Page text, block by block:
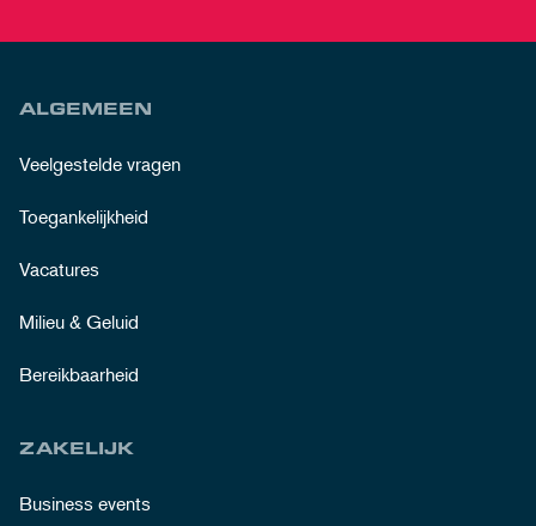
ALGEMEEN
Veelgestelde vragen
Toegankelijkheid
Vacatures
Milieu & Geluid
Bereikbaarheid
ZAKELIJK
Business events